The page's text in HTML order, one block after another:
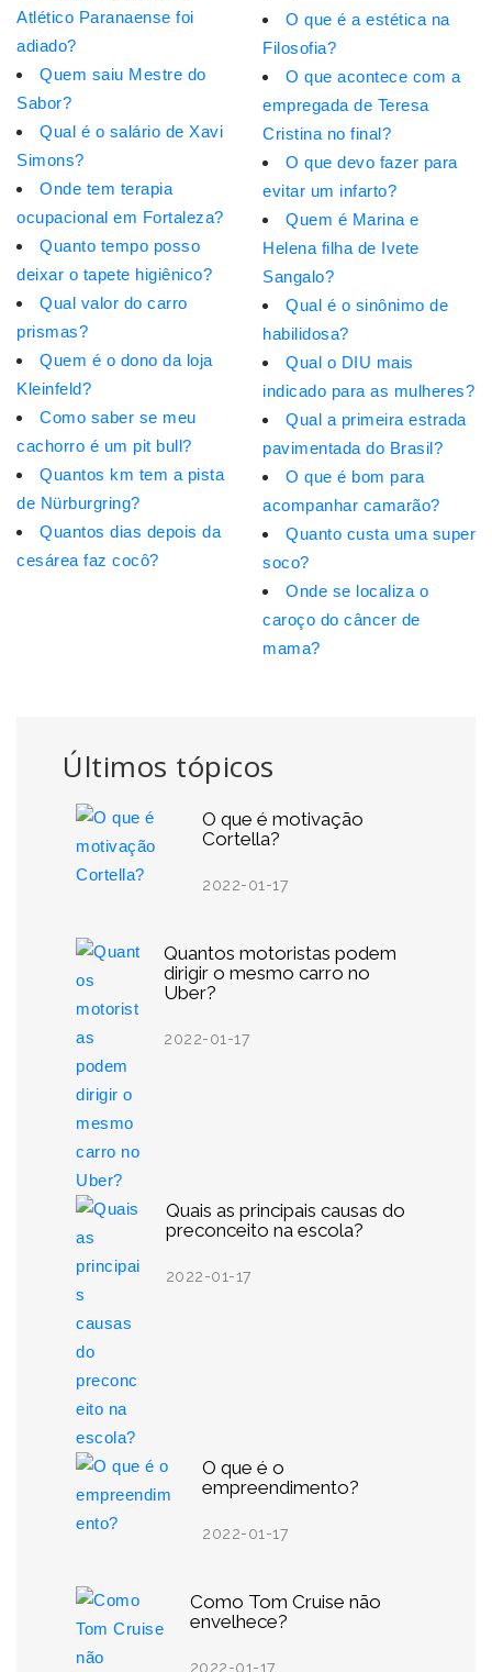
Últimos tópicos
O que é motivação
Cortella?
2022-01-17
Quantos motoristas podem
dirigir o mesmo carro no
Uber?
2022-01-17
Quais as principais causas do
preconceito na escola?
2022-01-17
O que é o
empreendimento?
2022-01-17
Como Tom Cruise não
envelhece?
2022-01-17
Atlético Paranaense foi
adiado?
Quem saiu Mestre do
Sabor?
Qual é o salário de Xavi
Simons?
Onde tem terapia
ocupacional em Fortaleza?
Quanto tempo posso
deixar o tapete higiênico?
Qual valor do carro
prismas?
Quem é o dono da loja
Kleinfeld?
Como saber se meu
cachorro é um pit bull?
Quantos km tem a pista
de Nürburgring?
Quantos dias depois da
cesárea faz cocô?
O que é a estética na
Filosofia?
O que acontece com a
empregada de Teresa
Cristina no final?
O que devo fazer para
evitar um infarto?
Quem é Marina e
Helena filha de Ivete
Sangalo?
Qual é o sinônimo de
habilidosa?
Qual o DIU mais
indicado para as mulheres?
Qual a primeira estrada
pavimentada do Brasil?
O que é bom para
acompanhar camarão?
Quanto custa uma super
soco?
Onde se localiza o
caroço do câncer de
mama?